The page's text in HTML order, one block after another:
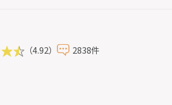
（4.92） 2838件